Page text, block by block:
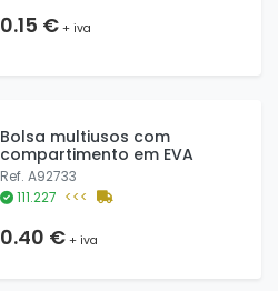
0.15 €+ iva
Bolsa multiusos com
compartimento em EVA
Ref. A92733
111.227 <<<
0.40 €+ iva